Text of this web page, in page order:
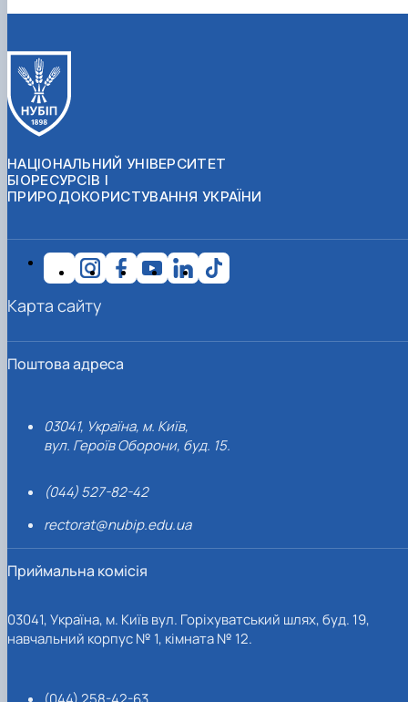
НАЦІОНАЛЬНИЙ УНІВЕРСИТЕТ
БІОРЕСУРСІВ І
ПРИРОДОКОРИСТУВАННЯ УКРАЇНИ
Поштова адреса
03041, Україна, м. Київ,
вул. Героїв Оборони, буд. 15.
(044) 527-82-42
rectorat@nubip.edu.ua
Приймальна комісія
03041, Україна, м. Київ вул. Горіхуватський шлях, буд. 19,
навчальний корпус № 1, кімната № 12.
Карта сайту